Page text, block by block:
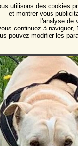
des animaux et des
utilisons des cookies
et montrer vous
l'analyse de
continuez à naviguer,
pouvez modifier les